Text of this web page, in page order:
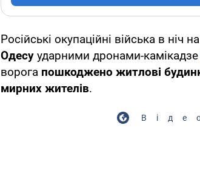
Російські окупаційні війська в ніч
Одесу ударними дронами-камікадзе
ворога пошкоджено житлові
мирних жителів.